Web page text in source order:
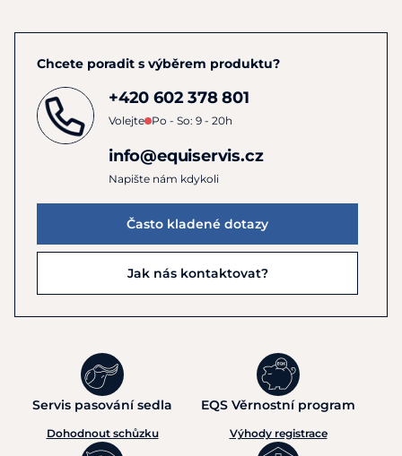
Chcete poradit s výběrem produktu?
+420 602 378 801
Volejte Po - So: 9 - 20h
info@equiservis.cz
Napište nám kdykoli
Často kladené dotazy
Jak nás kontaktovat?
Servis pasování sedla
Dohodnout schůzku
EQS Věrnostní program
Výhody registrace